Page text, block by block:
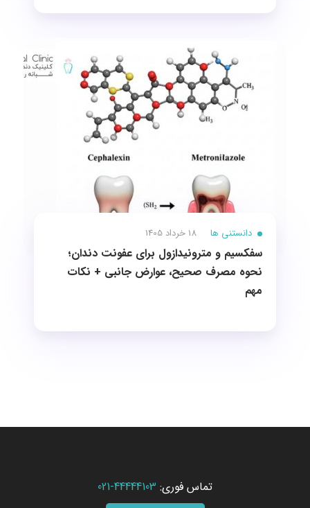
دانستنی ها 18 خرداد 1405
سفکسیم و مترونیدازول برای عفونت دندان؛
نحوه مصرف صحیح، عوارض جانبی + نکات
مهم
تماس فوری: 44444103-021